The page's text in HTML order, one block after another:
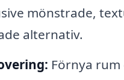
mönstrade,
alternativ.
Förnya